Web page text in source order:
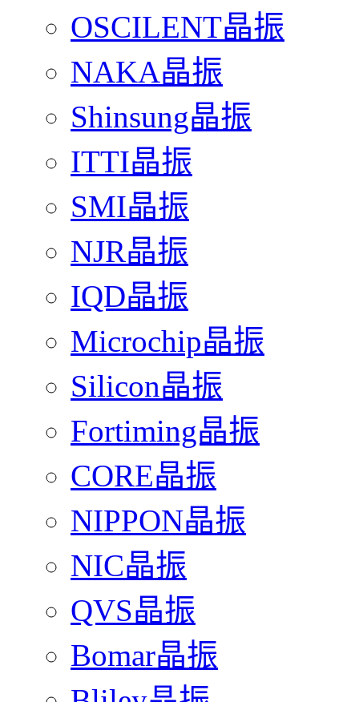
OSCILENT晶振
NAKA晶振
Shinsung晶振
ITTI晶振
SMI晶振
NJR晶振
IQD晶振
Microchip晶振
Silicon晶振
Fortiming晶振
CORE晶振
NIPPON晶振
NIC晶振
QVS晶振
Bomar晶振